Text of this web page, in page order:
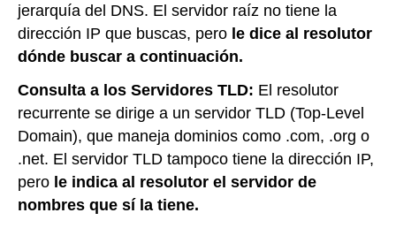
jerarquía del DNS. El servidor raíz no tiene la
dirección IP que buscas, pero le dice al resolutor
dónde buscar a continuación.
Consulta a los Servidores TLD: El resolutor
recurrente se dirige a un servidor TLD (Top-Level
Domain), que maneja dominios como .com, .org o
.net. El servidor TLD tampoco tiene la dirección IP,
pero le indica al resolutor el servidor de
nombres que sí la tiene.